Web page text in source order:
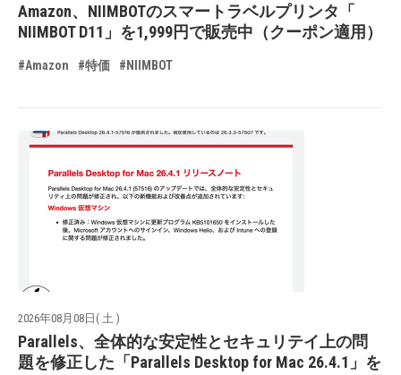
Amazon、NIIMBOTのスマートラベルプリンタ「
NIIMBOT D11」を1,999円で販売中（クーポン適用）
#Amazon #特価 #NIIMBOT
2026年08月08日( 土 )
Parallels、全体的な安定性とセキュリテイ上の問
題を修正した「Parallels Desktop for Mac 26.4.1」を